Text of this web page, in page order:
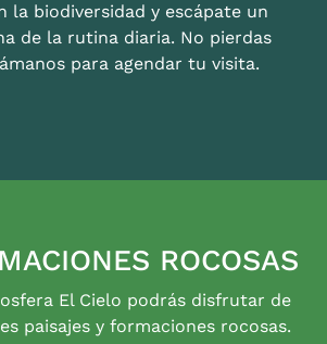
la biodiversidad y escápate un
de la rutina diaria. No pierdas
para agendar tu visita.
ROCOSAS
El Cielo podrás disfrutar de
paisajes y formaciones rocosas.